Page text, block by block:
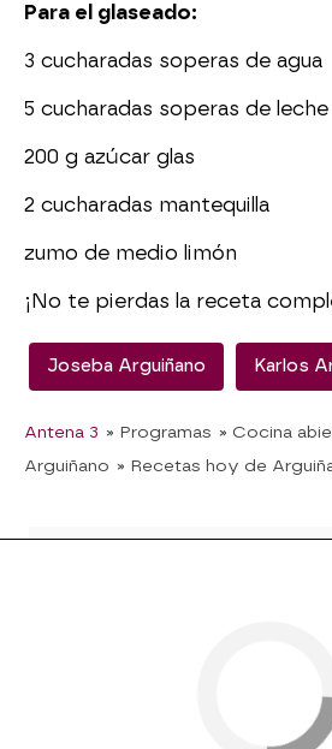
Para el glaseado:
3 cucharadas soperas de agua
5 cucharadas soperas de leche
200 g azúcar glas
2 cucharadas mantequilla
zumo de medio limón
¡No te pierdas la receta
Joseba Arguiñano Karlos
Antena 3 » Programas » Cocina
Arguiñano » Recetas hoy de